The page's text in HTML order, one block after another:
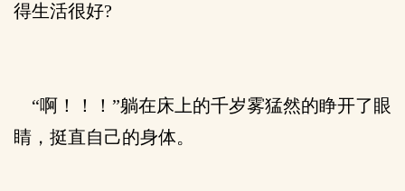
得生活很好?
“啊！！！”躺在床上的千岁雾猛然的睁开了眼
睛，挺直自己的身体。